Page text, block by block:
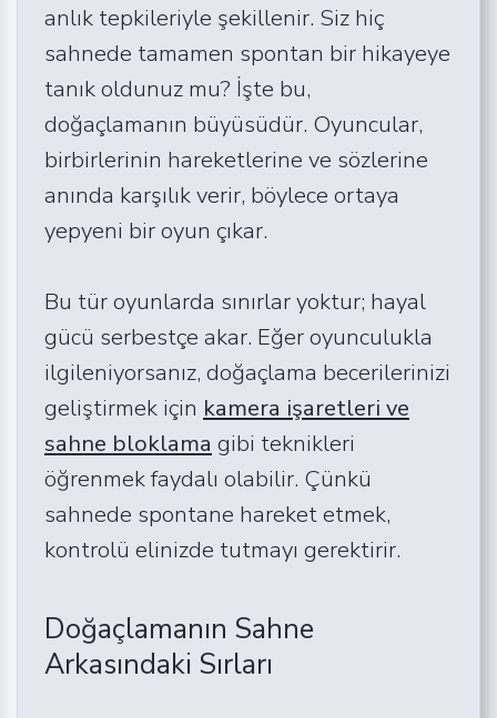
anlık tepkileriyle şekillenir. Siz hiç
sahnede tamamen spontan bir hikayeye
tanık oldunuz mu? İşte bu,
doğaçlamanın büyüsüdür. Oyuncular,
birbirlerinin hareketlerine ve sözlerine
anında karşılık verir, böylece ortaya
yepyeni bir oyun çıkar.
Bu tür oyunlarda sınırlar yoktur; hayal
gücü serbestçe akar. Eğer oyunculukla
ilgileniyorsanız, doğaçlama becerilerinizi
geliştirmek için kamera işaretleri ve
sahne bloklama gibi teknikleri
öğrenmek faydalı olabilir. Çünkü
sahnede spontane hareket etmek,
kontrolü elinizde tutmayı gerektirir.
Doğaçlamanın Sahne
Arkasındaki Sırları